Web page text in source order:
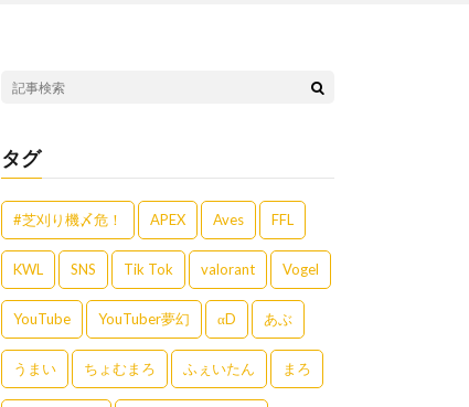
タグ
#芝刈り機〆危！ APEX Aves FFL
KWL SNS Tik Tok valorant Vogel
YouTube YouTuber夢幻 αD あぶ
うまい ちょむまろ ふぇいたん まろ